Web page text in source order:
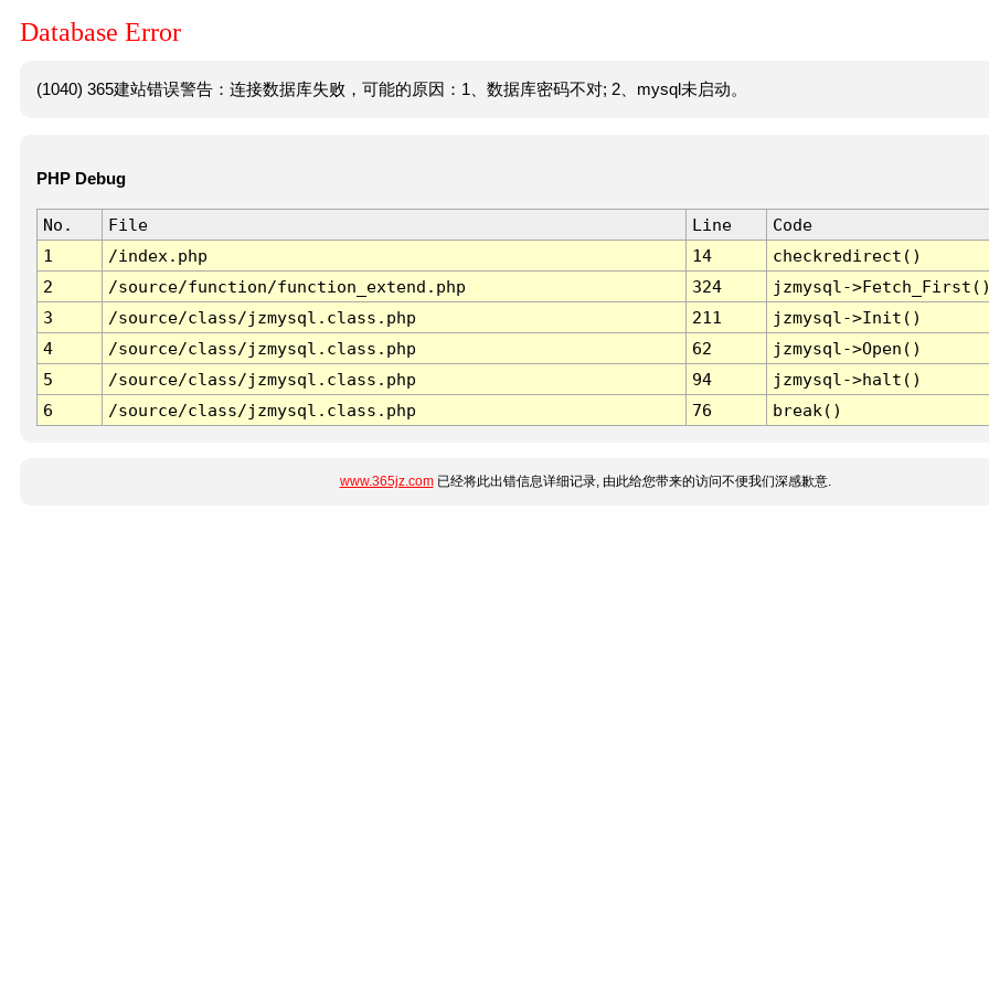
Database Error
(1040) 365建站错误警告：连接数据库失败，可能的原因：1、数据库密码不对; 2、mysql未启动。
PHP Debug
No. File Line
Code
1
/index.php 14
checkredirect()
2
/source/function/function_extend.php 324
jzmysql-
3
/source/class/jzmysql.class.php 211
jzmysql->Init()
4
/source/class/jzmysql.class.php 62
jzmysql->Open()
5
/source/class/jzmysql.class.php 94
jzmysql->halt()
6
/source/class/jzmysql.class.php 76 break()
www.365jz.com已经将此出错信息详细记录, 由此给您带来的访问不便我们深感歉意.